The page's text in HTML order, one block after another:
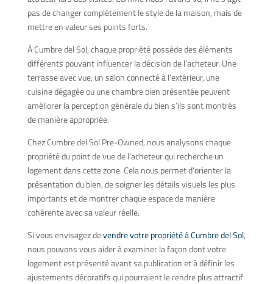
pas de changer complètement le style de la maison, mais de
mettre en valeur ses points forts.
À Cumbre del Sol, chaque propriété possède des éléments
différents pouvant influencer la décision de l’acheteur. Une
terrasse avec vue, un salon connecté à l’extérieur, une
cuisine dégagée ou une chambre bien présentée peuvent
améliorer la perception générale du bien s’ils sont montrés
de manière appropriée.
Chez Cumbre del Sol Pre-Owned, nous analysons chaque
propriété du point de vue de l’acheteur qui recherche un
logement dans cette zone. Cela nous permet d’orienter la
présentation du bien, de soigner les détails visuels les plus
importants et de montrer chaque espace de manière
cohérente avec sa valeur réelle.
Si vous envisagez devendre votre propriété à Cumbre del Sol,
nous pouvons vous aider à examiner la façon dont votre
logement est présenté avant sa publication et à définir les
ajustements décoratifs qui pourraient le rendre plus attractif